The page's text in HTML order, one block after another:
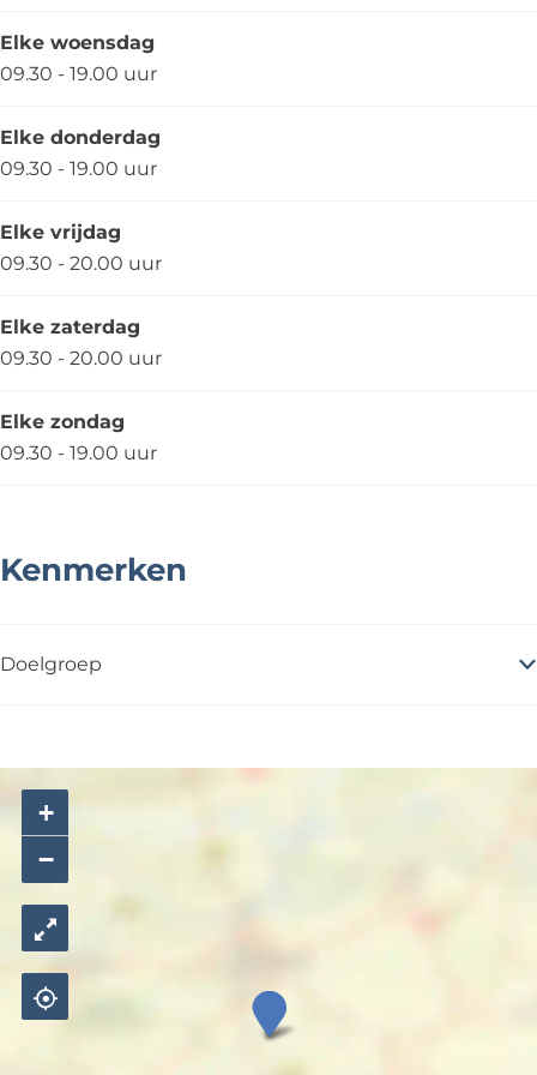
Elke woensdag
09.30 - 19.00 uur
Elke donderdag
09.30 - 19.00 uur
Elke vrijdag
09.30 - 20.00 uur
Elke zaterdag
09.30 - 20.00 uur
Elke zondag
09.30 - 19.00 uur
Kenmerken
Doelgroep
C
f
+
−